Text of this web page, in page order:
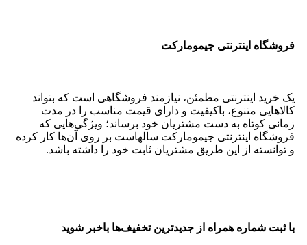
فروشگاه اینترنتی جیمومارکت
یک خرید اینترنتی مطمئن، نیازمند فروشگاهی است که بتواند
کالاهایی متنوع، باکیفیت و دارای قیمت مناسب را در مدت
زمانی کوتاه به دست مشتریان خود برساند؛ ویژگی‌هایی که
فروشگاه اینترنتی جیمومارکت سالهاست بر روی آن‌ها کار کرده
و توانسته از این طریق مشتریان ثابت خود را داشته باشد.
با ثبت شماره همراه از جدید‌ترین تخفیف‌ها با‌خبر شوید